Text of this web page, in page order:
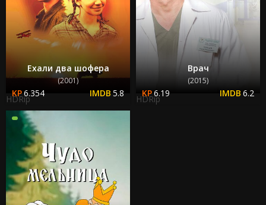
Ехали два шофера
(2001)
6.354 5.8
HDRip
Врач
(2015)
6.19 6.2
HDRip